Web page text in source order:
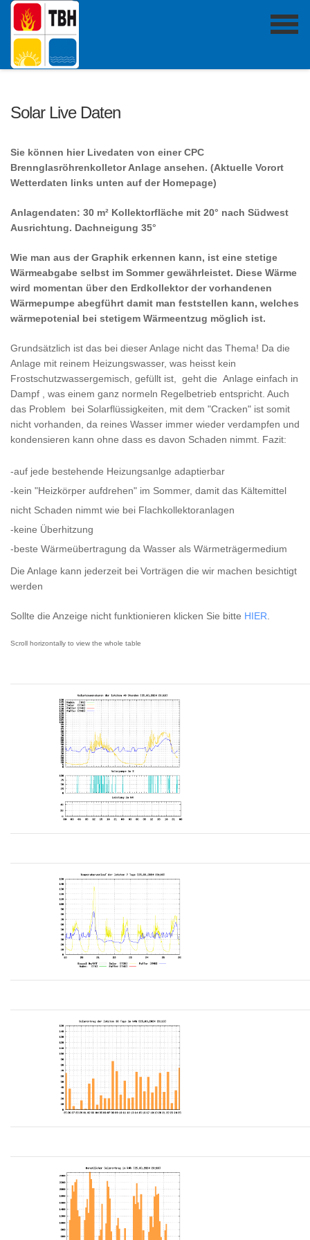
Solar Live Daten
Sie können hier Livedaten von einer CPC
Brennglasröhrenkolletor Anlage ansehen. (Aktuelle Vorort
Wetterdaten links unten auf der Homepage)
Anlagendaten: 30 m² Kollektorfläche mit 20° nach Südwest
Ausrichtung. Dachneigung 35°
Wie man aus der Graphik erkennen kann, ist eine stetige
Wärmeabgabe selbst im Sommer gewährleistet. Diese Wärme
wird momentan über den Erdkollektor der vorhandenen
Wärmepumpe abegführt damit man feststellen kann, welches
wärmepotenial bei stetigem Wärmeentzug möglich ist.
Grundsätzlich ist das bei dieser Anlage nicht das Thema! Da die
Anlage mit reinem Heizungswasser, was heisst kein
Frostschutzwassergemisch, gefüllt ist, geht die Anlage einfach in
Dampf , was einem ganz normeln Regelbetrieb entspricht. Auch
das Problem bei Solarflüssigkeiten, mit dem "Cracken" ist somit
nicht vorhanden, da reines Wasser immer wieder verdampfen und
kondensieren kann ohne dass es davon Schaden nimmt. Fazit:
-auf jede bestehende Heizungsanlge adaptierbar
-kein "Heizkörper aufdrehen" im Sommer, damit das Kältemittel
nicht Schaden nimmt wie bei Flachkollektoranlagen
-keine Überhitzung
-beste Wärmeübertragung da Wasser als Wärmeträgermedium
Die Anlage kann jederzeit bei Vorträgen die wir machen besichtigt
werden
Sollte die Anzeige nicht funktionieren klicken Sie bitte HIER